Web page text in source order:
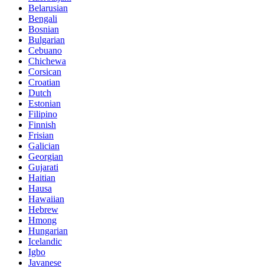
Belarusian
Bengali
Bosnian
Bulgarian
Cebuano
Chichewa
Corsican
Croatian
Dutch
Estonian
Filipino
Finnish
Frisian
Galician
Georgian
Gujarati
Haitian
Hausa
Hawaiian
Hebrew
Hmong
Hungarian
Icelandic
Igbo
Javanese